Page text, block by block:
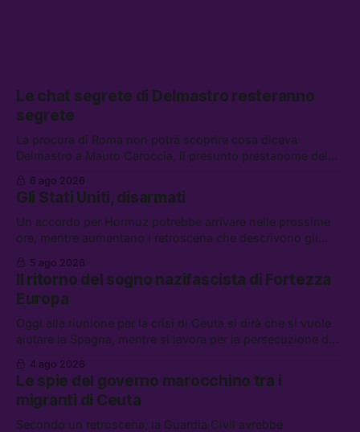
Le chat segrete di Delmastro resteranno
segrete
La procura di Roma non potrà scoprire cosa diceva
Delmastro a Mauro Caroccia, il presunto prestanome del
attacchi in Libano, il governo chiederà 36 miliardi di
flessibilità in armi e energia, e Grokipedia è già stata
abbandonata
6 ago 2026
Gli Stati Uniti, disarmati
Un accordo per Hormuz potrebbe arrivare nelle prossime
ore, mentre aumentano i retroscena che descrivono gli
chi aspetta i dispersi di Ceuta, il boom dei carburanti
diluiti, e quanti attivisti anti data center sono stati arrestati
5 ago 2026
Il ritorno del sogno nazifascista di Fortezza
Europa
Oggi alla riunione per la crisi di Ceuta si dirà che si vuole
aiutare la Spagna, mentre si lavora per la persecuzione dei
spontanei a Gaza, un giovane di 19 anni è morto sotto il
sole per raccogliere pomodori, e cosa dice l’AI Act europeo
4 ago 2026
Le spie del governo marocchino tra i
migranti di Ceuta
Secondo un retroscena, la Guardia Civil avrebbe